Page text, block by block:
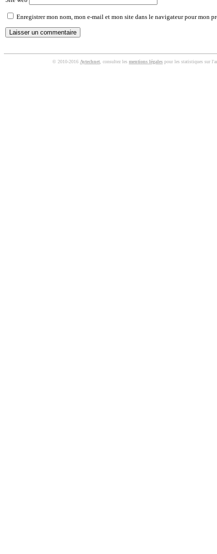
Enregistrer mon nom, mon e-mail et mon site dans le navigateur pour mon
© 2010-2016 Aytechnet , consultez les mentions légales pour les statistiques sur